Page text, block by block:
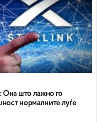
Она што лажно го
нормалните луѓе